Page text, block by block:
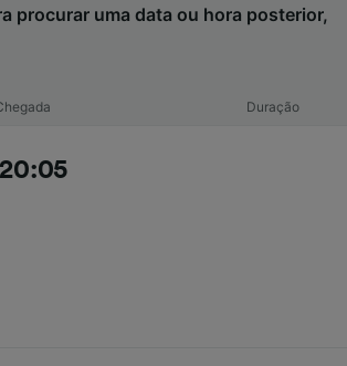
procurar uma data ou hora posterior,
Duração
20:05